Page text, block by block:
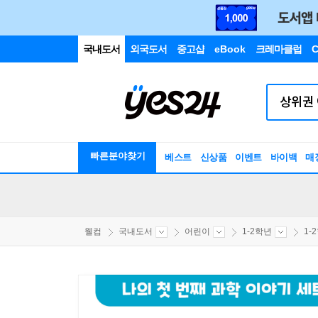
국내도서 외국도서 중고샵 eBook 크레마클럽
빠른분야찾기 베스트 신상품 이벤트 바이백 매
웰컴 국내도서 어린이 1-2학년 1-